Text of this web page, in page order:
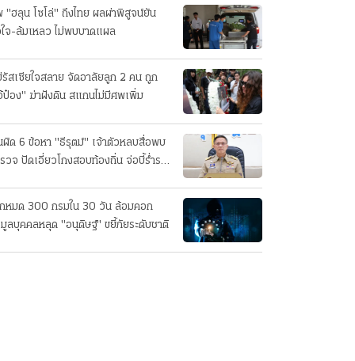
"ฮลุน โซโล่" ถึงไทย ผลผ่าพิสูจน์ยัน
จ-ล้มเหลว ไม่พบบาดแผล
สเซียใจสลาย จัดอาลัยลูก 2 คน ถูก
ป๋อง" ฆ่าฝังดิน สแกนไม่มีศพเพิ่ม
ด 6 ข้อหา "ธีรุตม์" เจ้าตัวหลบสื่อพบ
วจ ปัดเอี่ยวโกงสอบท้องถิ่น จ่อบี้รํ่ารวย
กหมด 300 กรมใน 30 วัน ล้อมคอก
ลบุคคลหลุด "อนุดิษฐ์" ขยี้ภัยระดับชาติ